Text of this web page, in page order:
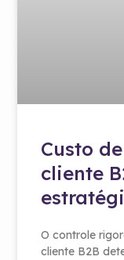
Custo
cliente
O controle
cliente B2B